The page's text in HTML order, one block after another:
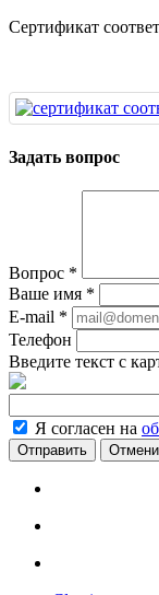
Сертификат
Задать вопрос
Вопрос *
Ваше имя *
E-mail *
Телефон
Введите текст с
Я согласен на